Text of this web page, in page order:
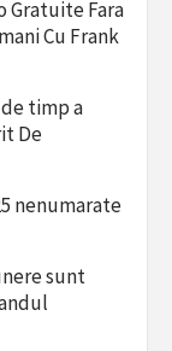
Gratuite Fara
Cu Frank
timp a
De
nenumarate
sunt